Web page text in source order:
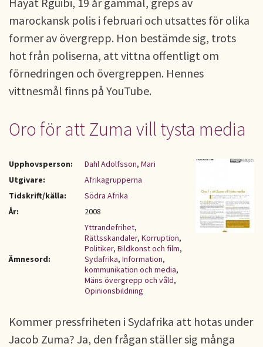
marockansk polis i februari och utsattes för olika
former av övergrepp. Hon bestämde sig, trots
hot från poliserna, att vittna offentligt om
förnedringen och övergreppen. Hennes
vittnesmål finns på YouTube.
Oro för att Zuma vill tysta media
Upphovsperson:
Dahl Adolfsson, Mari
Utgivare:
Afrikagrupperna
Tidskrift/källa:
Södra Afrika
År:
2008
Ämnesord:
Yttrandefrihet,
Rättsskandaler, Korruption,
Politiker, Bildkonst och film,
Sydafrika, Information,
kommunikation och media,
Mäns övergrepp och våld,
Opinionsbildning
Kommer pressfriheten i Sydafrika att hotas under
Jacob Zuma? Ja, den frågan ställer sig många